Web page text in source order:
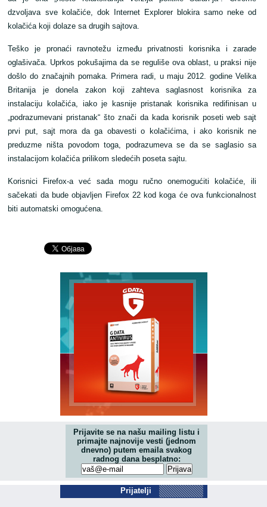
dzvoljava sve kolačiće, dok Internet Explorer blokira samo neke od
kolačića koji dolaze sa drugih sajtova.
Teško je pronaći ravnotežu između privatnosti korisnika i zarade
oglašivača. Uprkos pokušajima da se reguliše ova oblast, u praksi nije
došlo do značajnih pomaka. Primera radi, u maju 2012. godine Velika
Britanija je donela zakon koji zahteva saglasnost korisnika za
instalaciju kolačića, iako je kasnije pristanak korisnika redifinisan u
„podrazumevani pristanak“ što znači da kada korisnik poseti web sajt
prvi put, sajt mora da ga obavesti o kolačićima, i ako korisnik ne
preduzme ništa povodom toga, podrazumeva se da se saglasio sa
instalacijom kolačića prilikom sledećih poseta sajtu.
Korisnici Firefox-a već sada mogu ručno onemogućiti kolačiće, ili
sačekati da bude objavljen Firefox 22 kod koga će ova funkcionalnost
biti automatski omogućena.
Prijavite se na našu mailing listu i
primajte najnovije vesti (jednom
dnevno) putem emaila svakog
radnog dana besplatno:
Prijatelji